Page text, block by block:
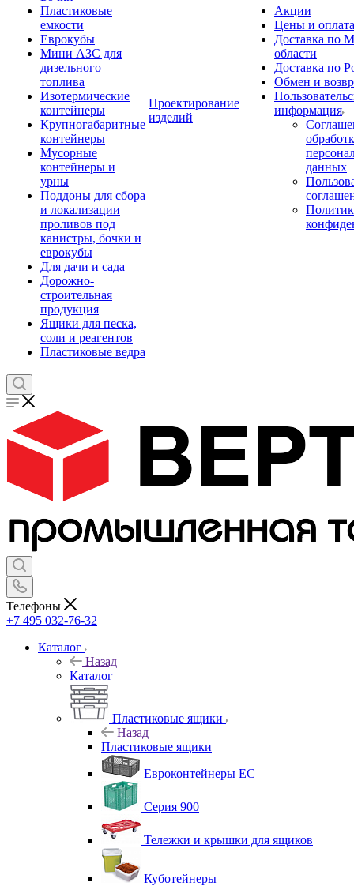
Пластиковые
емкости
Еврокубы
Мини АЗС для
дизельного
топлива
Изотермические
контейнеры
Крупногабаритные
контейнеры
Мусорные
контейнеры и
урны
Поддоны для сбора
и локализации
проливов под
канистры, бочки и
еврокубы
Для дачи и сада
Дорожно-
строительная
продукция
Ящики для песка,
соли и реагентов
Пластиковые ведра
Проектирование
изделий
Акции
Цены и оплата
Доставка по
области
Доставка по
Обмен и
информация
данных
Телефоны
+7 495 032-76-32
Каталог
Назад
Каталог
Пластиковые ящики
Назад
Пластиковые ящики
Евроконтейнеры ЕС
Серия 900
Тележки и крышки для ящиков
Куботейнеры